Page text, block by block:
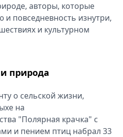
авторы, которые
повседневность изнутри,
и культурном
природа
о сельской жизни,
на
"Полярная крачка" с
и пением птиц набрал 33